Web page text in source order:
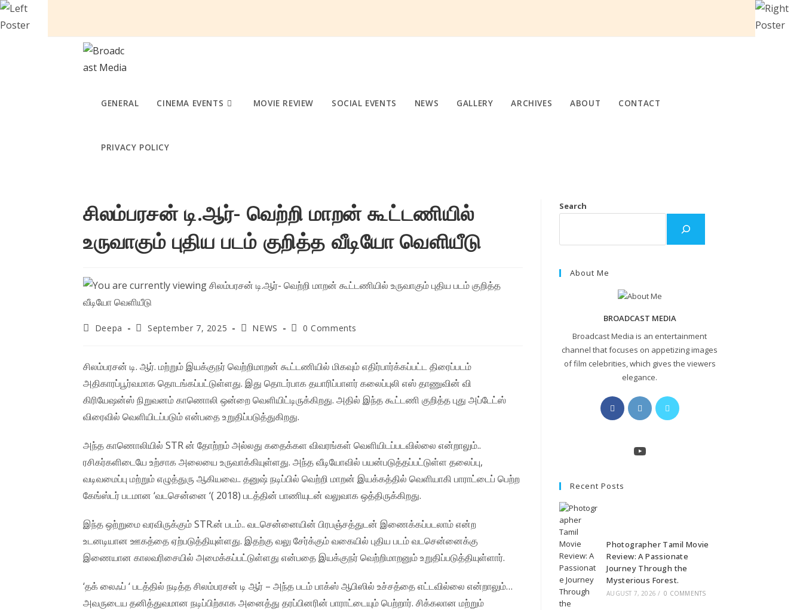
content
GENERAL CINEMA EVENTS MOVIE REVIEW SOCIAL EVENTS NEWS GALLERY ARCHIVES ABOUT CONTACT
PRIVACY POLICY
சிலம்பரசன் டி.ஆர்- வெற்றி மாறன் கூட்டணியில்
உருவாகும் புதிய படம் குறித்த வீடியோ வெளியீடு
PostDeepa
PostSeptember 7, 2025
PostNEWS
Post0 Comments
சிலம்பரசன் டி. ஆர். மற்றும் இயக்குநர் வெற்றிமாறன் கூட்டணியில் மிகவும் எதிர்பார்க்கப்பட்ட திரைப்படம்
அதிகாரப்பூர்வமாக தொடங்கப்பட்டுள்ளது. இது தொடர்பாக தயாரிப்பாளர் கலைப்புலி எஸ் தாணுவின் வி
கிரியேஷன்ஸ் நிறுவனம் காணொலி ஒன்றை வெளியிட்டிருக்கிறது. அதில் இந்த கூட்டணி குறித்த புது அப்டேட்ஸ்
விரைவில் வெளியிடப்படும் என்பதை உறுதிப்படுத்துகிறது.
அந்த காணொலியில் STR ன் தோற்றம் அல்லது கதைக்கள விவரங்கள் வெளியிடப்படவில்லை என்றாலும்..
ரசிகர்களிடையே உற்சாக அலையை உருவாக்கியுள்ளது. அந்த வீடியோவில் பயன்படுத்தப்பட்டுள்ள தலைப்பு,
வடிவமைப்பு மற்றும் எழுத்துரு ஆகியவை.. தனுஷ் நடிப்பில் வெற்றி மாறன் இயக்கத்தில் வெளியாகி பாராட்டைப் பெற்ற
கேங்ஸ்டர் படமான ‘வடசென்னை ‘( 2018) படத்தின் பாணியுடன் வலுவாக ஒத்திருக்கிறது.
இந்த ஒற்றுமை வரவிருக்கும் STR.ன் படம்.. வடசென்னையின் பிரபஞ்சத்துடன் இணைக்கப்படலாம் என்ற
உடனடியான ஊகத்தை ஏற்படுத்தியுள்ளது. இதற்கு வலு சேர்க்கும் வகையில் புதிய படம் வடசென்னைக்கு
இணையான காலவரிசையில் அமைக்கப்பட்டுள்ளது என்பதை இயக்குநர் வெற்றிமாறனும் உறுதிப்படுத்தியுள்ளார்.
‘தக்‌ லைஃப் ‘ படத்தில் நடித்த சிலம்பரசன் டி ஆர் – அந்த படம் பாக்ஸ் ஆபிஸில் உச்சத்தை எட்டவில்லை என்றாலும்…
அவருடைய தனித்துவமான நடிப்பிற்காக அனைத்து தரப்பினரின் பாராட்டையும் பெற்றார். சிக்கலான மற்றும்
Search
About Me
BROADCAST MEDIA
Broadcast Media is an entertainment
channel that focuses on appetizing images
of film celebrities, which gives the viewers
elegance.
Opens
in
new
Opens
in
Opens
YouTube
Recent Posts
Photographer Tamil Movie
Review: A Passionate
Journey Through the
Mysterious Forest.
AUGUST 7, 2026 / 0 COMMENTS